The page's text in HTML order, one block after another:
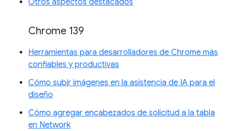
Otros aspectos destacados
Chrome 139
Herramientas para desarrolladores de Chrome más
confiables y productivas
Cómo subir imágenes en la asistencia de IA para el
diseño
Cómo agregar encabezados de solicitud a la tabla
en Network